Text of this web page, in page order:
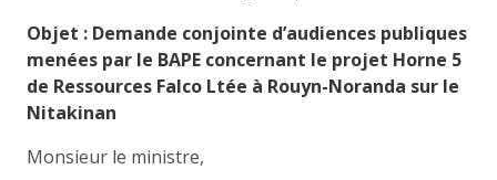
Objet : Demande conjointe d’audiences publiques
menées par le BAPE concernant le projet Horne 5
de Ressources Falco Ltée à Rouyn-Noranda sur le
Nitakinan
Monsieur le ministre,